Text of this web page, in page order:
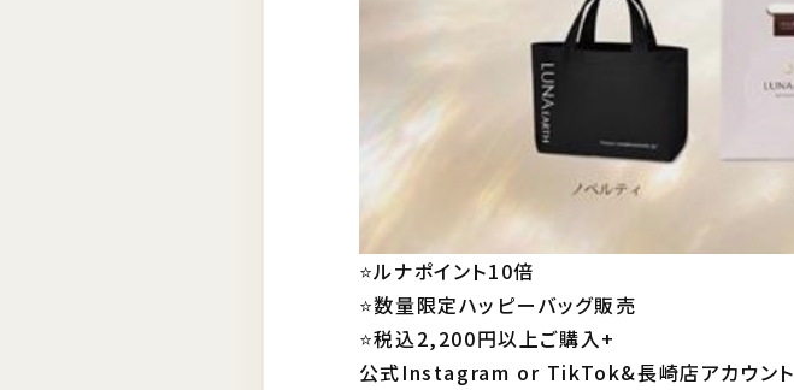
⭐️ルナポイント10倍
⭐️数量限定ハッピーバッグ販売
⭐️税込2,200円以上ご購入+
公式Instagram or TikTok&長崎店アカウント